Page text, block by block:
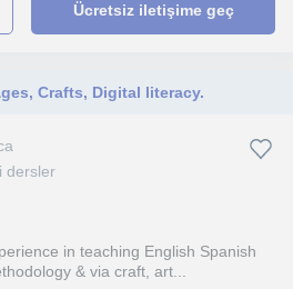
Ücretsiz iletişime geç
Crafts, Digital literacy.
dersler
in teaching English Spanish
& via craft, art...